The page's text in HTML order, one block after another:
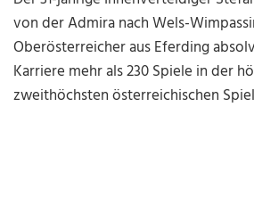
von der Admira nach Wels-
Oberösterreicher aus Eferding
Karriere mehr als 230 Spiele in der
zweithöchsten österreichischen